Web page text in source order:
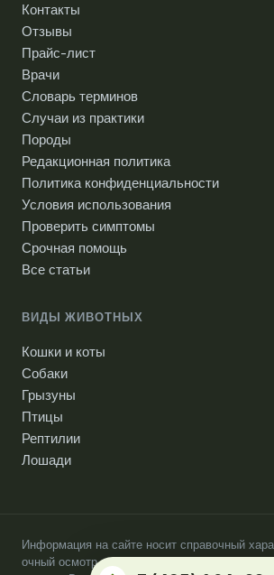
Контакты
Отзывы
Прайс-лист
Врачи
Словарь терминов
Случаи из практики
Породы
Редакционная политика
Политика конфиденциальности
Условия использования
Проверить симптомы
Срочная помощь
Все статьи
ВИДЫ ЖИВОТНЫХ
Кошки и коты
Собаки
Грызуны
Птицы
Рептилии
Лошади
Информация на сайте носит справочный
очный осмотр ветеринарного врача.